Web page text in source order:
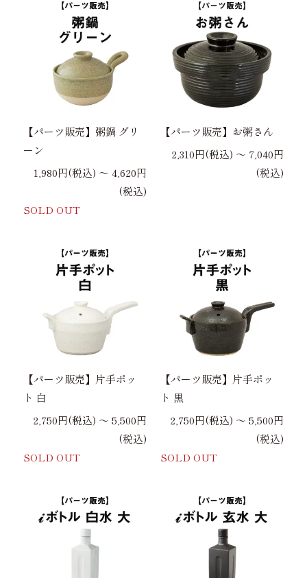
【パーツ販売】粥鍋 グリ
ーン
1,980円(税込) 〜 4,620円
(税込)
SOLD OUT
【パーツ販売】お粥さん
2,310円(税込) 〜 7,040円
(税込)
【パーツ販売】片手ポッ
ト 白
2,750円(税込) 〜 5,500円
(税込)
SOLD OUT
【パーツ販売】片手ポッ
ト 黒
2,750円(税込) 〜 5,500円
(税込)
SOLD OUT